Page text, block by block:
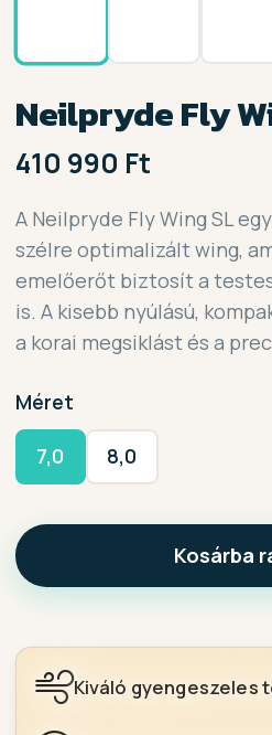
Neilpryde Fly
410 990 Ft
A Neilpryde Fly Wing SL
szélre optimalizált wing,
emelőerőt biztosít a
is. A kisebb nyúlású,
a korai megsiklást és a
Méret
7,0 8,0
Kosárba
Kiváló gyengeszeles